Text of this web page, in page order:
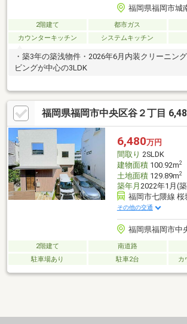
福岡県福岡市城
2階建て 都市ガス
カウンターキッチン
システムキッチン
・築3年の築浅物件・2026年6月内装クリーニン
ビングが中心の3LDK
福岡県福岡市中央区谷２丁目
6,480万円
間取り 2SLDK
建物面積100.92m2
土地面積129.89m2
築年月 2022年1月(
福岡市七隈線 桜
その他の交通
福岡県福岡市中
2階建て 南道路
駐車場あり
駐車2台 カ